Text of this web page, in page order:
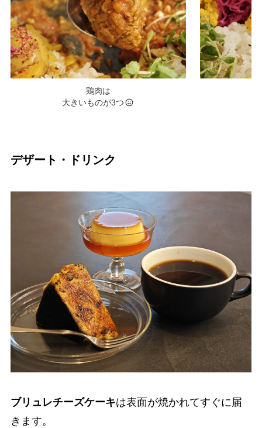
鶏肉は
大きいものが3つ
デザート・ドリンク
ブリュレチーズケーキは表面が焼かれてすぐに届
きます。